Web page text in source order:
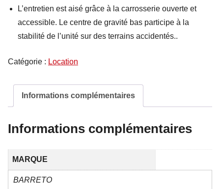
L’entretien est aisé grâce à la carrosserie ouverte et
accessible. Le centre de gravité bas participe à la
stabilité de l’unité sur des terrains accidentés..
Catégorie : Location
Informations complémentaires
Informations complémentaires
MARQUE
BARRETO